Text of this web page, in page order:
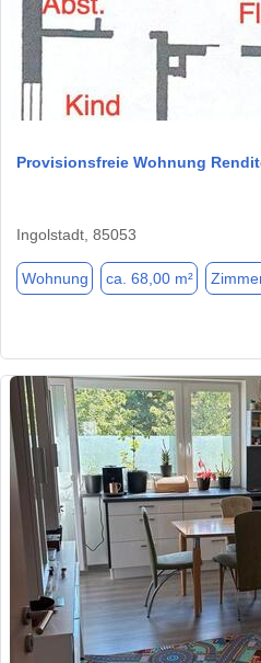
Provisionsfreie Wohnung
Ingolstadt, 85053
Wohnung ca. 68,00 m²